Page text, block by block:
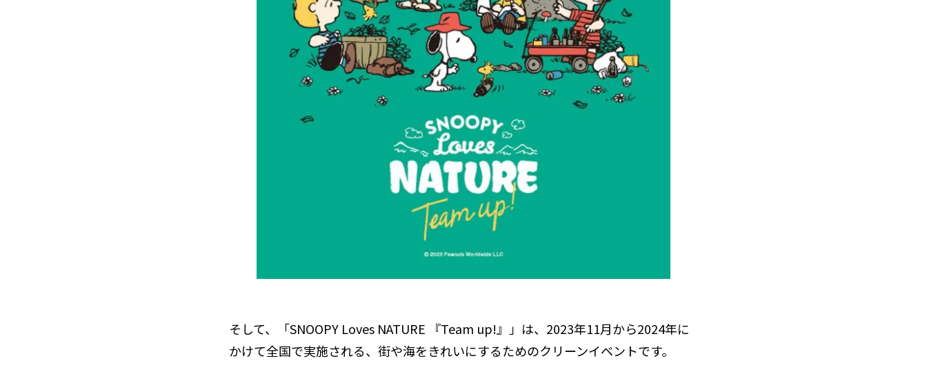
そして、「SNOOPY Loves NATURE 『Team up!』」は、2023年11月から2024年に
かけて全国で実施される、街や海をきれいにするためのクリーンイベントです。